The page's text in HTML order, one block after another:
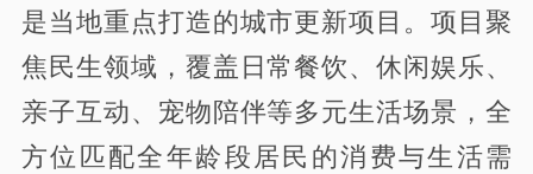
是当地重点打造的城市更新项目。项目聚
焦民生领域，覆盖日常餐饮、休闲娱乐、
亲子互动、宠物陪伴等多元生活场景，全
方位匹配全年龄段居民的消费与生活需